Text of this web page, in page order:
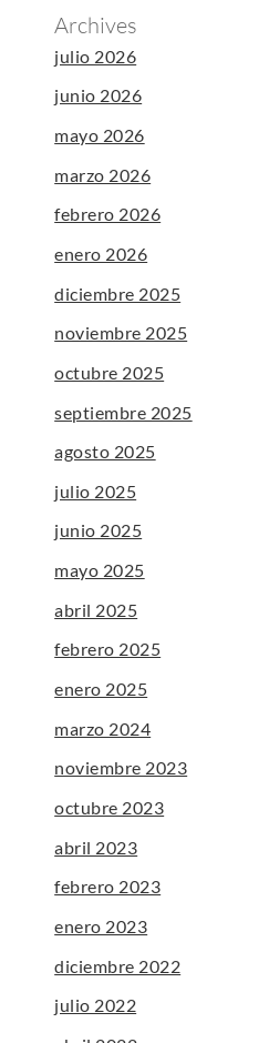
Archives
julio 2026
junio 2026
mayo 2026
marzo 2026
febrero 2026
enero 2026
diciembre 2025
noviembre 2025
octubre 2025
septiembre 2025
agosto 2025
julio 2025
junio 2025
mayo 2025
abril 2025
febrero 2025
enero 2025
marzo 2024
noviembre 2023
octubre 2023
abril 2023
febrero 2023
enero 2023
diciembre 2022
julio 2022